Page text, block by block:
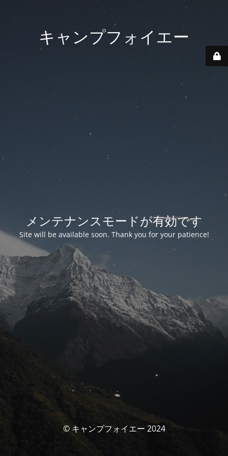
キャンプフォイエー
メンテナンスモードが有効です
Site will be available soon. Thank you for your patience!
© キャンプフォイエー 2024